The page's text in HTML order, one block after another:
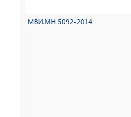
МВИ.МН 5092-2014